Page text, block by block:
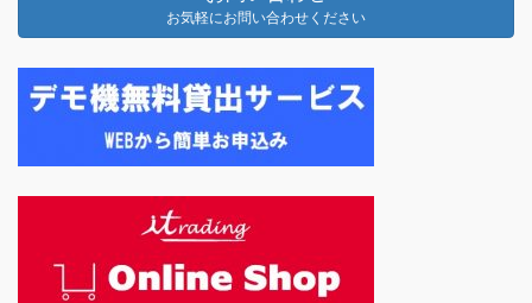
お気軽にお問い合わせください